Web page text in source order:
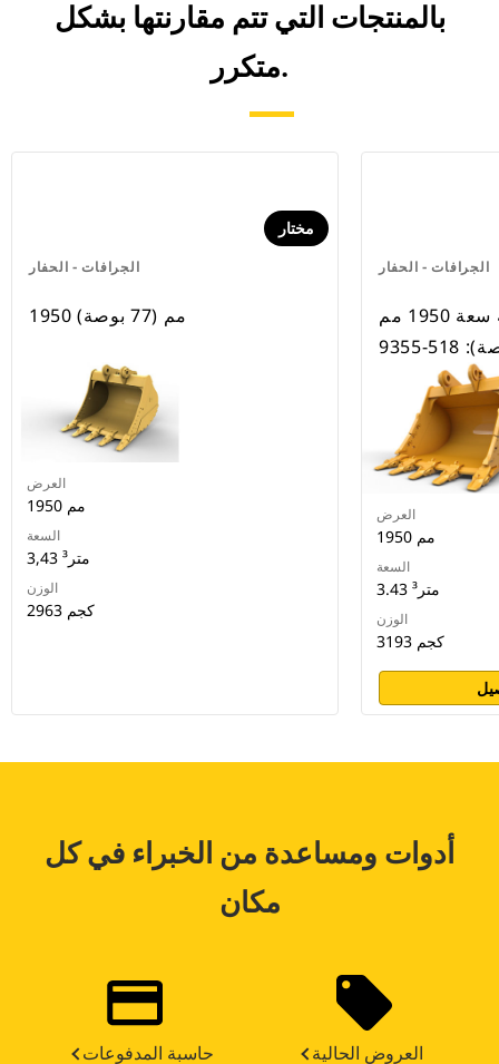
بالمنتجات التي تتم مقارنتها بشكل
متكرر.
الجرافات - الحفار
مختار
1950 مم (77 بوصة)
العرض
1950 مم
السعة
3,43 متر³
الوزن
2963 كجم
الجرافات - الحفار
جرافة الخدمة القاسية سعة 1950 مم
العرض
1950 مم
السعة
3.43 متر³
الوزن
3193 كجم
أدوات ومساعدة من الخبراء في كل
مكان
حاسبة المدفوعات العروض الحالية